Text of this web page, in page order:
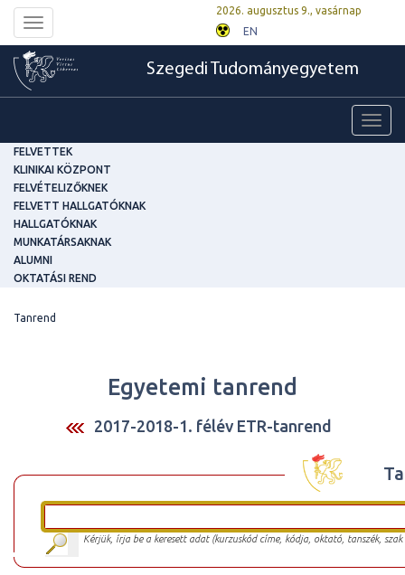
Toggle
navigation
2026. augusztus 9., vasárnap
EN
Szegedi Tudományegyetem
FELVETTEK
KLINIKAI KÖZPONT
FELVÉTELIZŐKNEK
FELVETT HALLGATÓKNAK
HALLGATÓKNAK
MUNKATÁRSAKNAK
ALUMNI
OKTATÁSI REND
Tanrend
Egyetemi tanrend
2017-2018-1. félév ETR-tanrend
Kérjük, írja be a keresett adat (kurzuskód címe, kódja, oktató, tanszék,